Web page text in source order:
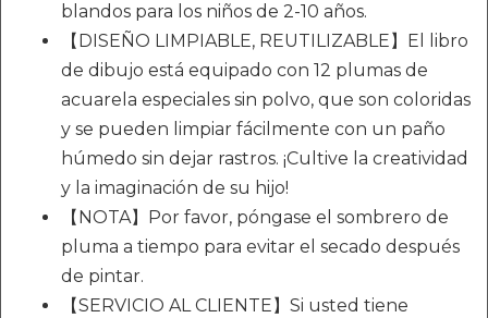
blandos para los niños de 2-10 años.
【DISEÑO LIMPIABLE, REUTILIZABLE】El libro
de dibujo está equipado con 12 plumas de
acuarela especiales sin polvo, que son coloridas
y se pueden limpiar fácilmente con un paño
húmedo sin dejar rastros. ¡Cultive la creatividad
y la imaginación de su hijo!
【NOTA】Por favor, póngase el sombrero de
pluma a tiempo para evitar el secado después
de pintar.
【SERVICIO AL CLIENTE】Si usted tiene